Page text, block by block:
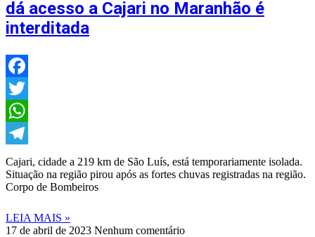
dá acesso a Cajari no Maranhão é
interditada
Facebook
Twitter
WhatsApp
Telegram
Cajari, cidade a 219 km de São Luís, está temporariamente isolada.
Situação na região pirou após as fortes chuvas registradas na região.
Corpo de Bombeiros
LEIA MAIS »
17 de abril de 2023 Nenhum comentário